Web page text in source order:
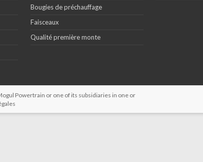
Bougies de préchauffage
Faisceaux
Qualité première monte
Powertrain or one of its subsidiaries in one or